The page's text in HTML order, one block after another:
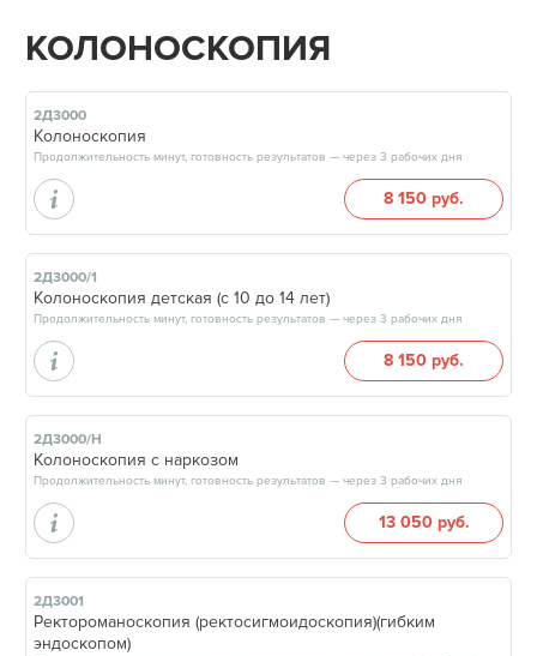
КОЛОНОСКОПИЯ
2Д3000
Колоноскопия
Продолжительность минут, готовность результатов — через 3 рабочих дня
8 150 руб.
2Д3000/1
Колоноскопия детская (с 10 до 14 лет)
Продолжительность минут, готовность результатов — через 3 рабочих дня
8 150 руб.
2Д3000/Н
Колоноскопия с наркозом
Продолжительность минут, готовность результатов — через 3 рабочих дня
13 050 руб.
2Д3001
Ректороманоскопия (ректосигмоидоскопия)(гибким
эндоскопом)